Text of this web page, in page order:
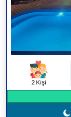
2 Kişi